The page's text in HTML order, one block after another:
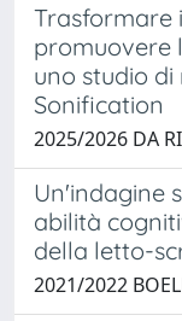
Trasformare
promuovere
uno studio
Sonification
2025/2026 DA
Un'indagine
abilità
della letto-
2021/2022